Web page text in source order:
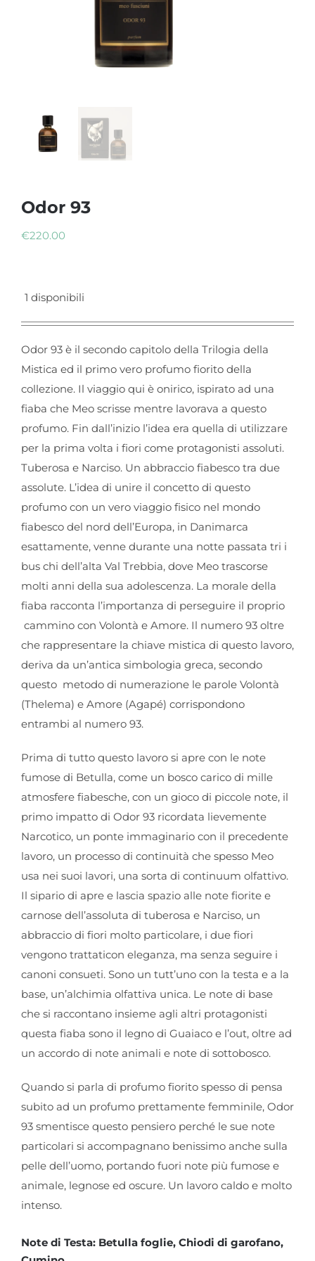
Odor 93
€220.00
1 disponibili
Odor 93 è il secondo capitolo della Trilogia della
Mistica ed il primo vero profumo fiorito della
collezione. Il viaggio qui è onirico, ispirato ad una
fiaba che Meo scrisse mentre lavorava a questo
profumo. Fin dall’inizio l’idea era quella di utilizzare
per la prima volta i fiori come protagonisti assoluti.
Tuberosa e Narciso. Un abbraccio fiabesco tra due
assolute. L’idea di unire il concetto di questo
profumo con un vero viaggio fisico nel mondo
fiabesco del nord dell’Europa, in Danimarca
esattamente, venne durante una notte passata tri i
bus chi dell’alta Val Trebbia, dove Meo trascorse
molti anni della sua adolescenza. La morale della
fiaba racconta l’importanza di perseguire il proprio
cammino con Volontà e Amore. Il numero 93 oltre
che rappresentare la chiave mistica di questo lavoro,
deriva da un’antica simbologia greca, secondo
questo metodo di numerazione le parole Volontà
(Thelema) e Amore (Agapé) corrispondono
entrambi al numero 93.
Prima di tutto questo lavoro si apre con le note
fumose di Betulla, come un bosco carico di mille
atmosfere fiabesche, con un gioco di piccole note, il
primo impatto di Odor 93 ricordata lievemente
Narcotico, un ponte immaginario con il precedente
lavoro, un processo di continuità che spesso Meo
usa nei suoi lavori, una sorta di continuum olfattivo.
Il sipario di apre e lascia spazio alle note fiorite e
carnose dell’assoluta di tuberosa e Narciso, un
abbraccio di fiori molto particolare, i due fiori
vengono trattaticon eleganza, ma senza seguire i
canoni consueti. Sono un tutt’uno con la testa e a la
base, un’alchimia olfattiva unica. Le note di base
che si raccontano insieme agli altri protagonisti
questa fiaba sono il legno di Guaiaco e l’out, oltre ad
un accordo di note animali e note di sottobosco.
Quando si parla di profumo fiorito spesso di pensa
subito ad un profumo prettamente femminile, Odor
93 smentisce questo pensiero perché le sue note
particolari si accompagnano benissimo anche sulla
pelle dell’uomo, portando fuori note più fumose e
animale, legnose ed oscure. Un lavoro caldo e molto
intenso.
Note di Testa: Betulla foglie, Chiodi di garofano,